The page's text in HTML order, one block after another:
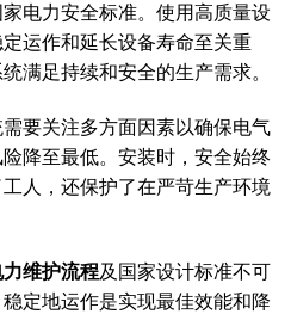
电力安全标准。使用高质量设
运作和延长设备寿命至关重
满足持续和安全的生产需求。
要关注多方面因素以确保电气
降至最低。安装时，安全始终
人，还保护了在严苛生产环境
力维护流程及国家设计标准不可
定地运作是实现最佳效能和降